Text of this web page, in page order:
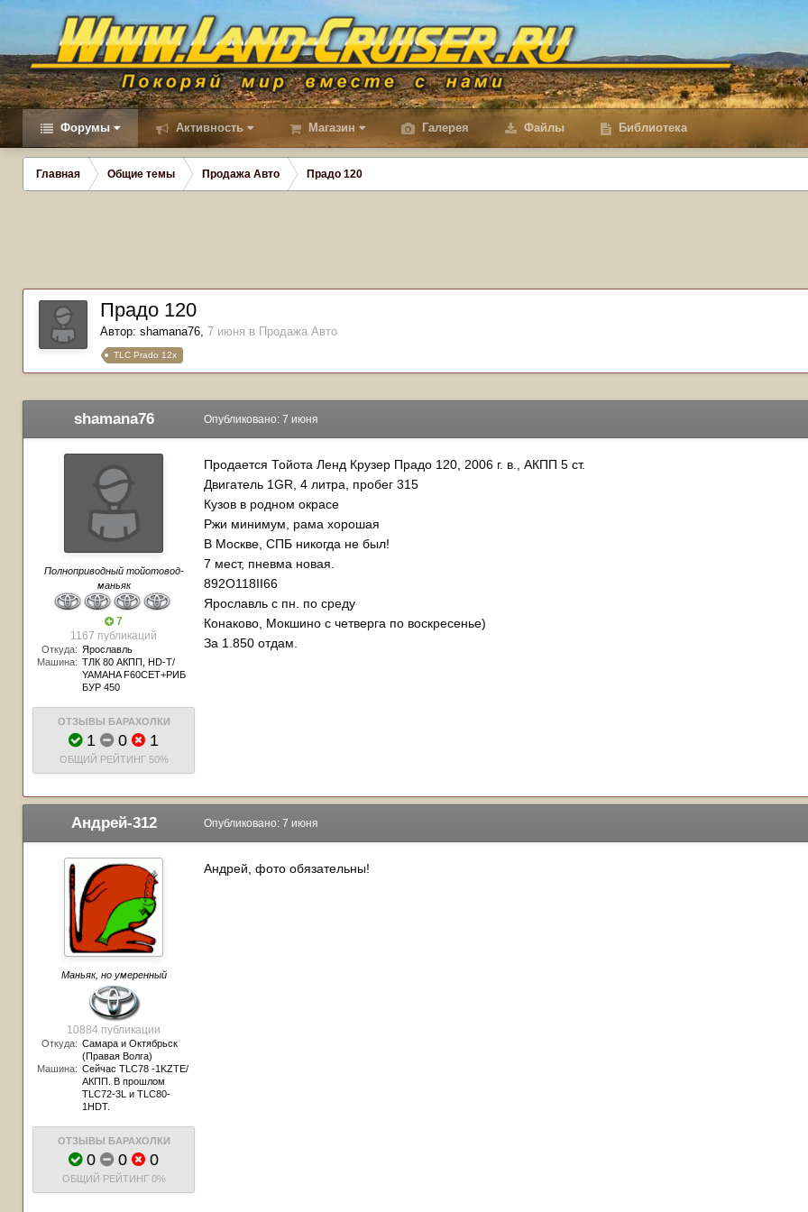
Форумы Активность Магазин Галерея Файлы Библиотека
Главная Общие темы Продажа Авто Прадо 120
Прадо 120
Автор: shamana76, 7 июня в Продажа Авто
TLC Prado 12x
shamana76
Полноприводный тойотовод-
маньяк
7
1167 публикаций
Откуда: Ярославль
Машина: ТЛК 80 АКПП, HD-T/
YAMAHA F60CET+РИБ
БУР 450
ОТЗЫВЫ БАРАХОЛКИ
1 0 1
ОБЩИЙ РЕЙТИНГ 50%
Опубликовано: 7 июня
Продается Тойота Ленд Крузер Прадо 120, 2006 г. в., АКПП 5 ст.
Двигатель 1GR, 4 литра, пробег 315
Кузов в родном окрасе
Ржи минимум, рама хорошая
В Москве, СПБ никогда не был!
7 мест, пневма новая.
892О118II66
Ярославль с пн. по среду
Конаково, Мокшино с четверга по воскресенье)
За 1.850 отдам.
Андрей-312
Маньяк, но умеренный
10884 публикации
Откуда: Самара и Октябрьск
(Правая Волга)
Машина: Сейчас TLC78 -1KZTE/
АКПП. В прошлом
TLC72-3L и TLC80-
1HDT.
ОТЗЫВЫ БАРАХОЛКИ
0 0 0
ОБЩИЙ РЕЙТИНГ 0%
Опубликовано: 7 июня
Андрей, фото обязательны!